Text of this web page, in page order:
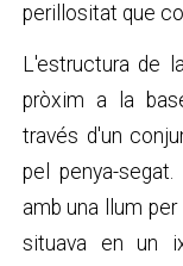
perillositat que
L'estructura de
pròxim a la
través d'un
pel penya-
amb una llum
situava en un